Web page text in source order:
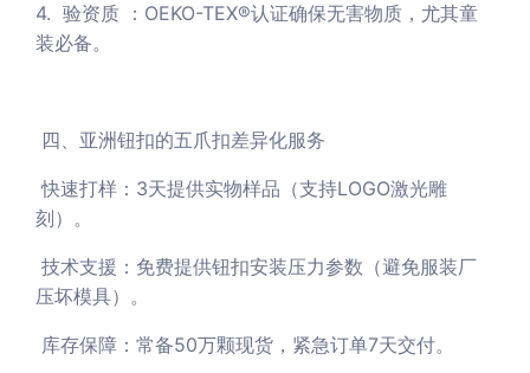
4. 验资质 ：OEKO-TEX®认证确保无害物质，尤其童
装必备。
四、亚洲钮扣的五爪扣差异化服务
快速打样：3天提供实物样品（支持LOGO激光雕
刻）。
技术支援：免费提供钮扣安装压力参数（避免服装厂
压坏模具）。
库存保障：常备50万颗现货，紧急订单7天交付。